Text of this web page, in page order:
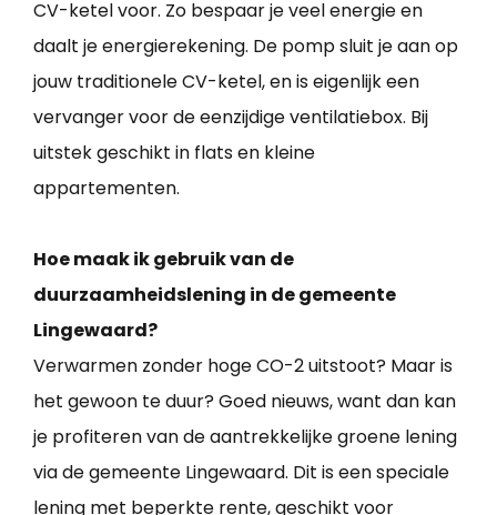
CV-ketel voor. Zo bespaar je veel energie en
daalt je energierekening. De pomp sluit je aan op
jouw traditionele CV-ketel, en is eigenlijk een
vervanger voor de eenzijdige ventilatiebox. Bij
uitstek geschikt in flats en kleine
appartementen.
Hoe maak ik gebruik van de
duurzaamheidslening in de gemeente
Lingewaard?
Verwarmen zonder hoge CO-2 uitstoot? Maar is
het gewoon te duur? Goed nieuws, want dan kan
je profiteren van de aantrekkelijke groene lening
via de gemeente Lingewaard. Dit is een speciale
lening met beperkte rente, geschikt voor